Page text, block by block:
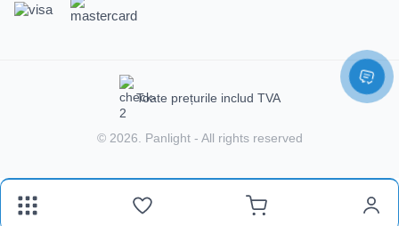
© 2026. Panlight- All rights reserved
Toate prețurile includ TVA